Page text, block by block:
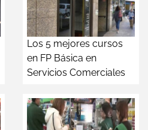
Los 5 mejores cursos
en FP Básica en
Servicios Comerciales